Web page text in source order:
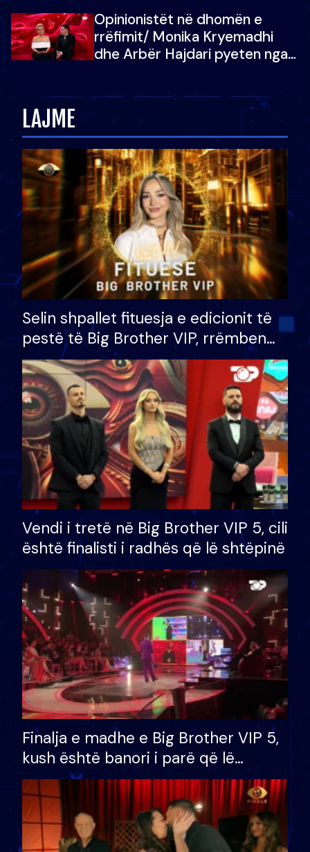
vajzën e tij
Opinionistët në dhomën e
rrëfimit/ Monika Kryemadhi
dhe Arbër Hajdari pyeten nga
zëvendësonit njëri-tjetrin?
LAJME
Selin shpallet fituesja e edicionit të
pestë të Big Brother VIP, rrëmben
çmimin e madh prej 100 mijë eurosh
Vendi i tretë në Big Brother VIP 5, cili
është finalisti i radhës që lë shtëpinë
Finalja e madhe e Big Brother VIP 5,
kush është banori i parë që lë
shtëpinë dhe humb mundësinë për
të fituar çmimin e madh